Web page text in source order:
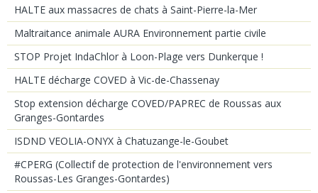
HALTE aux massacres de chats à Saint-Pierre-la-Mer
Maltraitance animale AURA Environnement partie civile
STOP Projet IndaChlor à Loon-Plage vers Dunkerque !
HALTE décharge COVED à Vic-de-Chassenay
Stop extension décharge COVED/PAPREC de Roussas aux
Granges-Gontardes
ISDND VEOLIA-ONYX à Chatuzange-le-Goubet
#CPERG (Collectif de protection de l'environnement vers
Roussas-Les Granges-Gontardes)